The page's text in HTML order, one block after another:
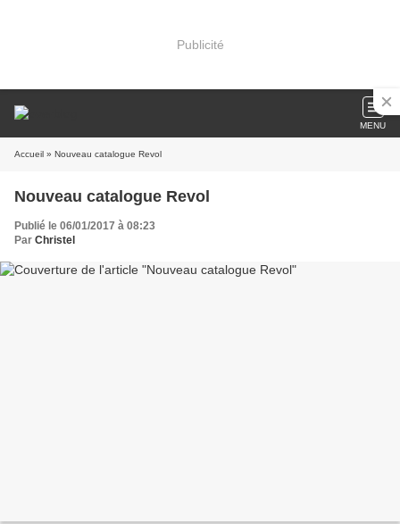
Publicité
MENU
Accueil » Nouveau catalogue Revol
Nouveau catalogue Revol
Publié le 06/01/2017 à 08:23
Par Christel